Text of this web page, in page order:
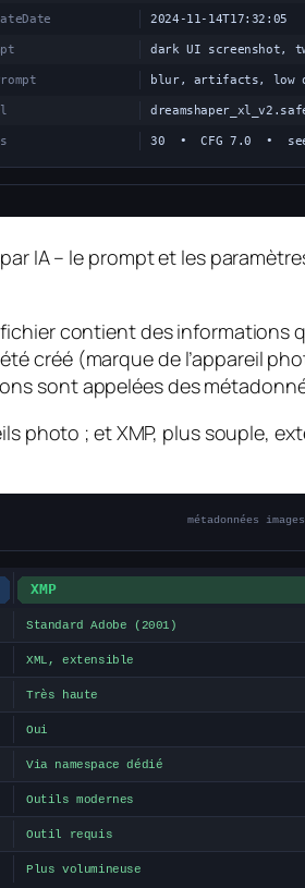
IA – le prompt et les
contient des informations
créé (marque de l’appareil
sont appelées des
photo ; et XMP, plus souple,